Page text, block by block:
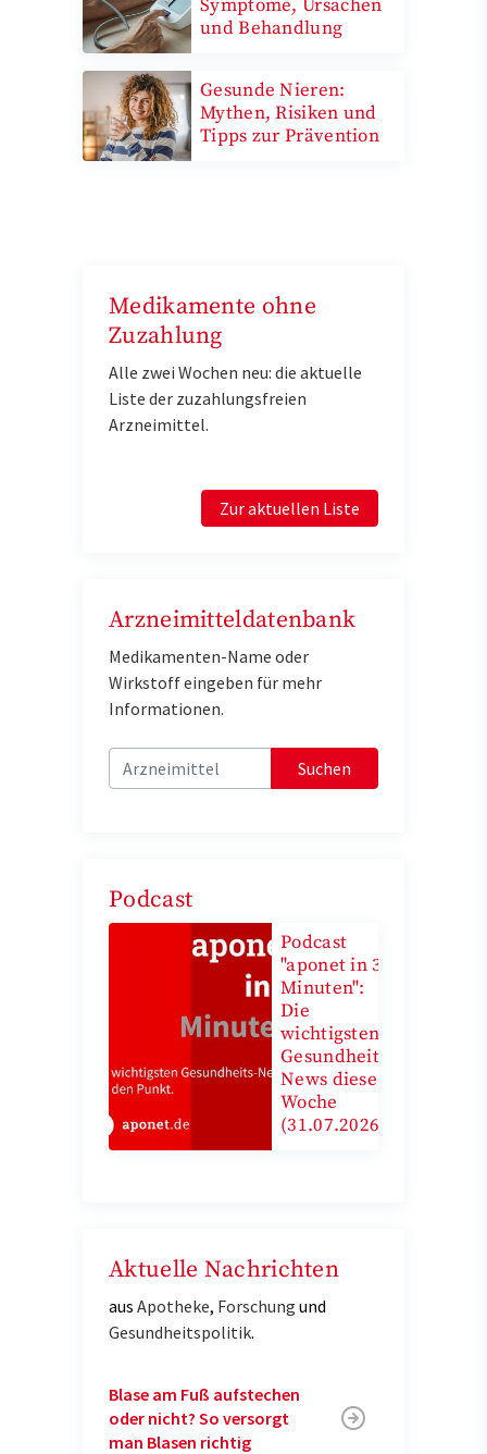
Symptome, Ursachen
und Behandlung
Gesunde Nieren:
Mythen, Risiken und
Tipps zur Prävention
Medikamente ohne
Zuzahlung
Alle zwei Wochen neu: die aktuelle
Liste der zuzahlungsfreien
Arzneimittel.
Zur aktuellen Liste
Arzneimitteldatenbank
Medikamenten-Name oder
Wirkstoff eingeben für mehr
Informationen.
Suchen
Podcast
Podcast
"aponet in 3
Minuten":
Die
wichtigsten
Gesundheits-
News diese
Woche
(31.07.2026)
Aktuelle Nachrichten
aus Apotheke, Forschung und
Gesundheitspolitik.
Blase am Fuß aufstechen
oder nicht? So versorgt
man Blasen richtig